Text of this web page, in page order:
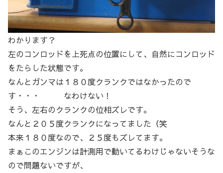
わかります？
左のコンロッドを上死点の位置にして、自然にコンロッド
をたらした状態です。
なんとガンマは１８０度クランクではなかったので
す・・・ なわけない！
そう、左右のクランクの位相ズレです。
なんと２０５度クランクになってました（笑
本来１８０度なので、２５度もズレてます。
まぁこのエンジンは計測用で動いてるわけじゃないそうな
ので問題ないですが、